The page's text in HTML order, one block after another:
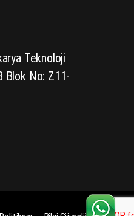
Teknoloji
Blok No: Z11-